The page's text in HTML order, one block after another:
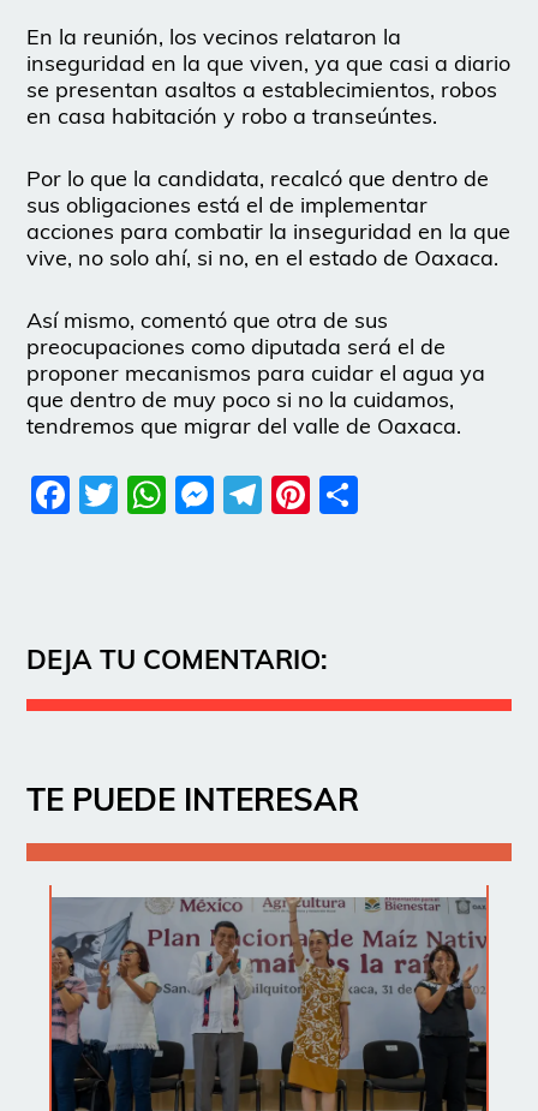
En la reunión, los vecinos relataron la
inseguridad en la que viven, ya que casi a diario
se presentan asaltos a establecimientos, robos
en casa habitación y robo a transeúntes.
Por lo que la candidata, recalcó que dentro de
sus obligaciones está el de implementar
acciones para combatir la inseguridad en la que
vive, no solo ahí, si no, en el estado de Oaxaca.
Así mismo, comentó que otra de sus
preocupaciones como diputada será el de
proponer mecanismos para cuidar el agua ya
que dentro de muy poco si no la cuidamos,
tendremos que migrar del valle de Oaxaca.
Facebook
Twitter
WhatsApp
Messenger
Telegram
Pinterest
DEJA TU COMENTARIO:
TE PUEDE INTERESAR